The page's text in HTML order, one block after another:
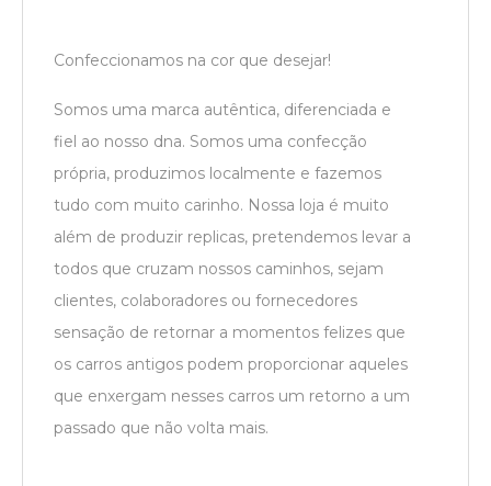
Confeccionamos na cor que desejar!
Somos uma marca autêntica, diferenciada e
fiel ao nosso dna. Somos uma confecção
própria, produzimos localmente e fazemos
tudo com muito carinho. Nossa loja é muito
além de produzir replicas, pretendemos levar a
todos que cruzam nossos caminhos, sejam
clientes, colaboradores ou fornecedores
sensação de retornar a momentos felizes que
os carros antigos podem proporcionar aqueles
que enxergam nesses carros um retorno a um
passado que não volta mais.